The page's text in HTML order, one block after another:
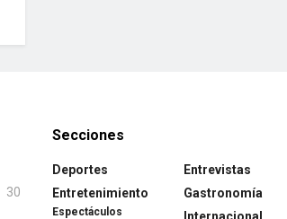
30
Secciones
Deportes
Entretenimiento
Espectáculos
Entrevistas
Gastronomía
Internacional